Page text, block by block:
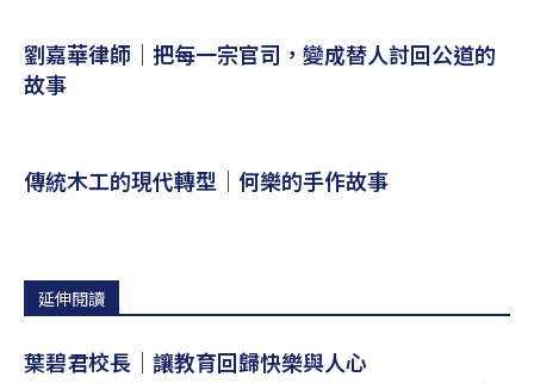
劉嘉華律師｜把每一宗官司，變成替人討回公道的
故事
傳統木工的現代轉型｜何樂的手作故事
延伸閱讀
葉碧君校長｜讓教育回歸快樂與人心